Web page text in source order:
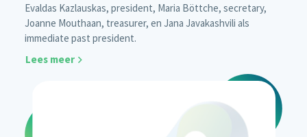
Evaldas Kazlauskas, president, Maria Böttche, secretary,
Joanne Mouthaan, treasurer, en Jana Javakashvili als
immediate past president.
Lees meer